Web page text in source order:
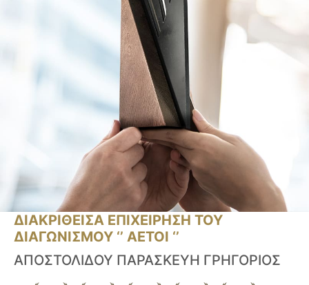
ΔΙΑΚΡΙΘΕΙΣΑ ΕΠΙΧΕΙΡΗΣΗ ΤΟΥ
ΔΙΑΓΩΝΙΣΜΟΥ ‘’ ΑΕΤΟΙ ‘’
ΑΠΟΣΤΟΛΙΔΟΥ ΠΑΡΑΣΚΕΥΗ ΓΡΗΓΟΡΙΟΣ